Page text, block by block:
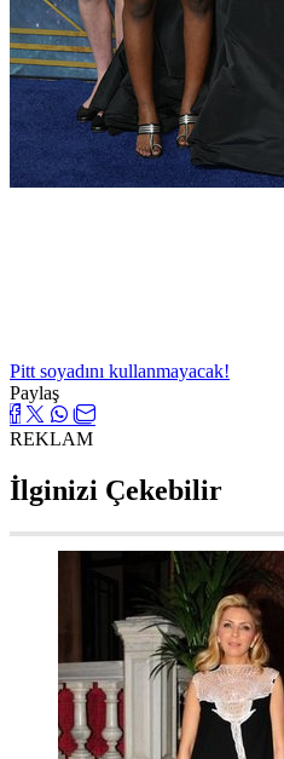
Pitt soyadını kullanmayacak!
Paylaş
REKLAM
İlginizi Çekebilir